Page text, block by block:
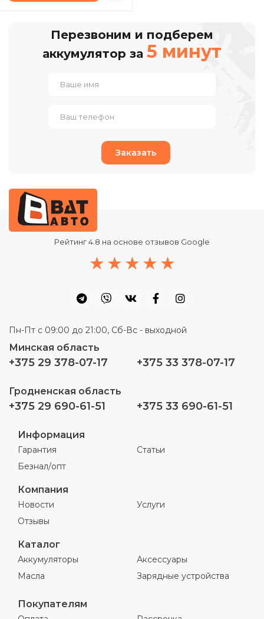
Перезвоним и подберем
аккумулятор за 5 минут
Заказать
Рейтинг4.8 на основе отзывов Google
Пн-Пт с 09:00 до 21:00, Сб-Вс - выходной
Минская область
+375 29 378-07-17 +375 33 378-07-17
Гродненская область
+375 29 690-61-51 +375 33 690-61-51
Информация
Гарантия
Безнал/опт
Статьи
Компания
Новости
Отзывы
Услуги
Каталог
Аккумуляторы
Масла
Аксессуары
Зарядные устройства
Покупателям